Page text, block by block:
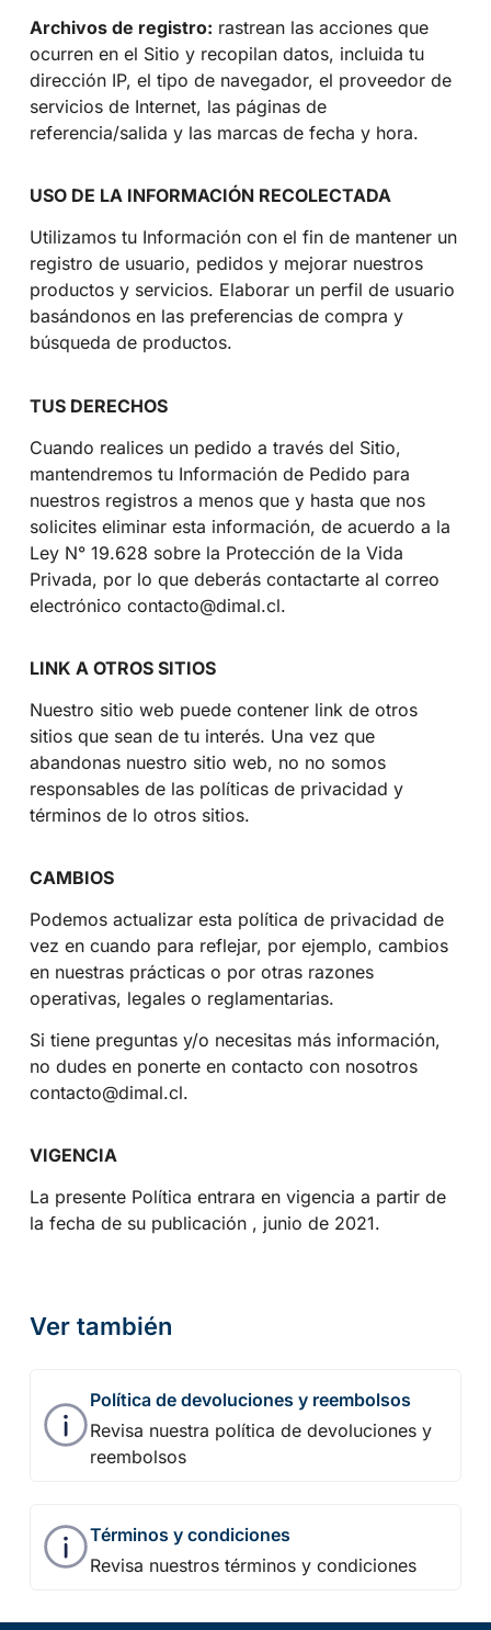
Archivos de registro: rastrean las acciones que
ocurren en el Sitio y recopilan datos, incluida tu
dirección IP, el tipo de navegador, el proveedor de
servicios de Internet, las páginas de
referencia/salida y las marcas de fecha y hora.
USO DE LA INFORMACIÓN RECOLECTADA
Utilizamos tu Información con el fin de mantener un
registro de usuario, pedidos y mejorar nuestros
productos y servicios. Elaborar un perfil de usuario
basándonos en las preferencias de compra y
búsqueda de productos.
TUS DERECHOS
Cuando realices un pedido a través del Sitio,
mantendremos tu Información de Pedido para
nuestros registros a menos que y hasta que nos
solicites eliminar esta información, de acuerdo a la
Ley N° 19.628 sobre la Protección de la Vida
Privada, por lo que deberás contactarte al correo
electrónico contacto@dimal.cl.
LINK A OTROS SITIOS
Nuestro sitio web puede contener link de otros
sitios que sean de tu interés. Una vez que
abandonas nuestro sitio web, no no somos
responsables de las políticas de privacidad y
términos de lo otros sitios.
CAMBIOS
Podemos actualizar esta política de privacidad de
vez en cuando para reflejar, por ejemplo, cambios
en nuestras prácticas o por otras razones
operativas, legales o reglamentarias.
Si tiene preguntas y/o necesitas más información,
no dudes en ponerte en contacto con nosotros
contacto@dimal.cl.
VIGENCIA
La presente Política entrara en vigencia a partir de
la fecha de su publicación , junio de 2021.
Ver también
Política de devoluciones y reembolsos
Revisa nuestra política de devoluciones y
reembolsos
Términos y condiciones
Revisa nuestros términos y condiciones